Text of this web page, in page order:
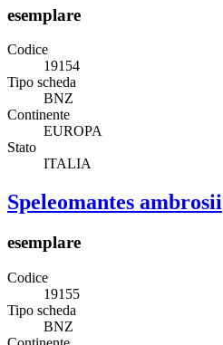
esemplare
Codice
19154
Tipo scheda
BNZ
Continente
EUROPA
Stato
ITALIA
Speleomantes ambrosii
esemplare
Codice
19155
Tipo scheda
BNZ